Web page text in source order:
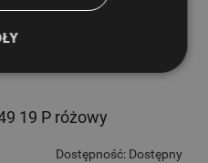
19 P różowy
Dostępność: Dostępny